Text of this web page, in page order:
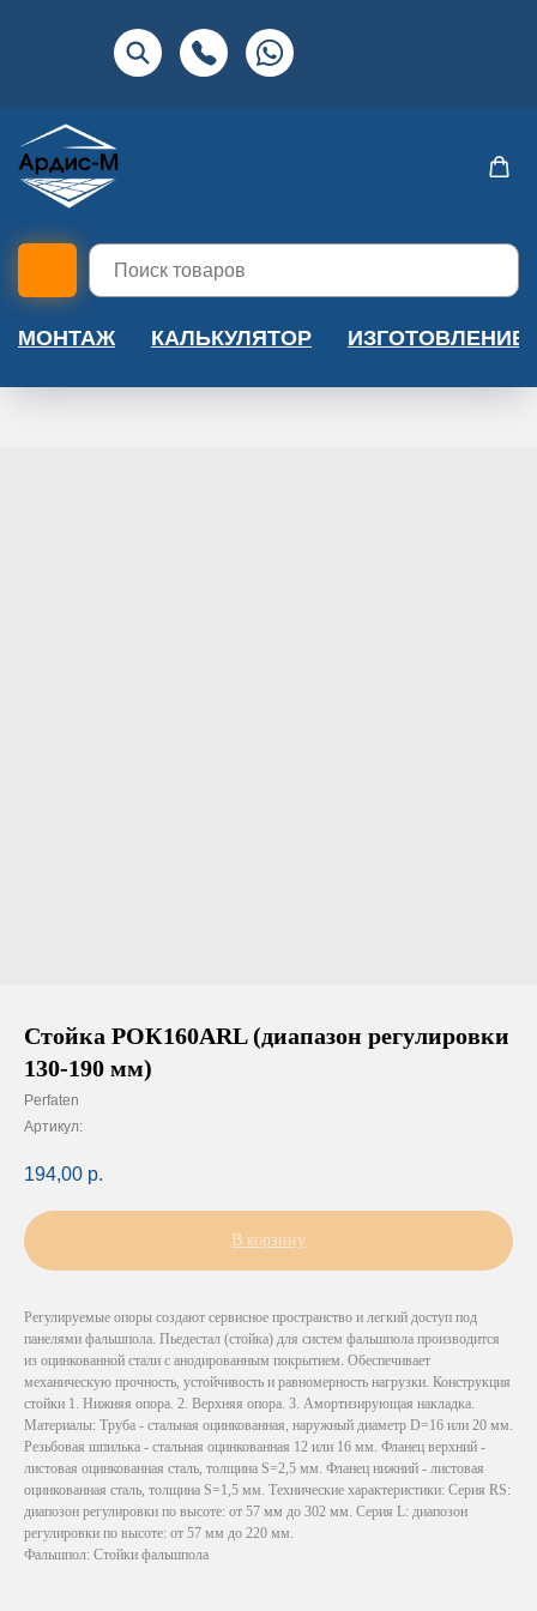
МОНТАЖ КАЛЬКУЛЯТОР ИЗГОТОВЛЕНИЕ
Стойка РОК160ARL (диапазон регулировки
130-190 мм)
Perfaten
Артикул:
194,00 р.
В корзину
Регулируемые опоры создают сервисное пространство и легкий доступ под
панелями фальшпола. Пьедестал (стойка) для систем фальшпола производится
из оцинкованной стали с анодированным покрытием. Обеспечивает
механическую прочность, устойчивость и равномерность нагрузки. Конструкция
стойки 1. Нижняя опора. 2. Верхняя опора. 3. Амортизирующая накладка.
Материалы: Труба - стальная оцинкованная, наружный диаметр D=16 или 20 мм.
Резьбовая шпилька - стальная оцинкованная 12 или 16 мм. Фланец верхний -
листовая оцинкованная сталь, толщина S=2,5 мм. Фланец нижний - листовая
оцинкованная сталь, толщина S=1,5 мм. Технические характеристики: Серия RS:
диапозон регулировки по высоте: от 57 мм до 302 мм. Серия L: диапозон
регулировки по высоте: от 57 мм до 220 мм.
Фальшпол: Стойки фальшпола